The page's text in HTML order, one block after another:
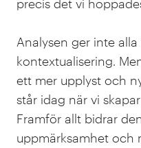
precis det vi
Analysen ger inte
kontextualisering.
ett mer upplyst och
står idag när vi
Framför allt bidrar
uppmärksamhet och